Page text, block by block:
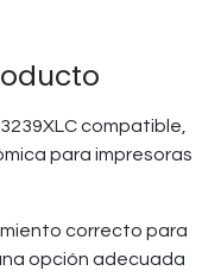
compatible,
para impresoras
correcto para
opción adecuada